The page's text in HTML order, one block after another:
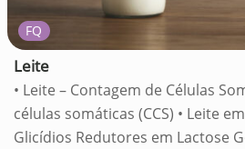
FQ
Leite
• Leite – Contagem de Células
células somáticas (CCS) • Leite
Glicídios Redutores em Lactose